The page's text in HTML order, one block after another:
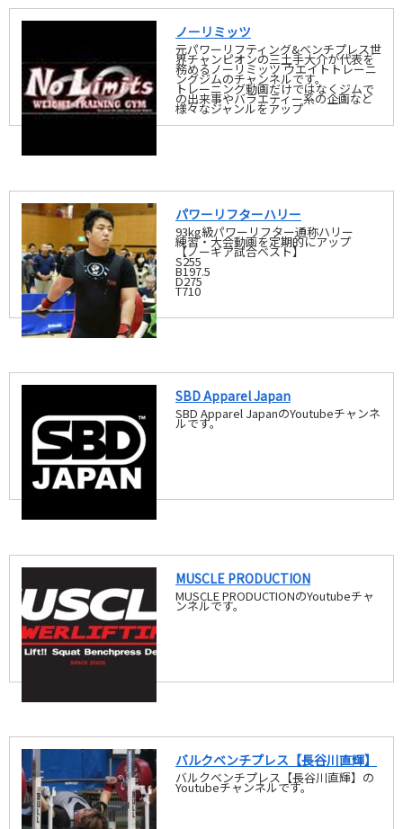
ノーリミッツ
元パワーリフティング&ベンチプレス世
界チャンピオンの三土手大介が代表を
務めるノーリミッツ ウエイトトレーニ
ングジムのチャンネルです。
トレーニング動画だけではなくジムで
の出来事やバラエティー系の企画など
様々なジャンルをアップ
パワーリフターハリー
93kg級パワーリフター通称ハリー
練習・大会動画を定期的にアップ
【ノーギア試合ベスト】
S255
B197.5
D275
T710
SBD Apparel Japan
SBD Apparel JapanのYoutubeチャンネ
ルです。
MUSCLE PRODUCTION
MUSCLE PRODUCTIONのYoutubeチャ
ンネルです。
バルクベンチプレス【長谷川直輝】
バルクベンチプレス【長谷川直輝】の
Youtubeチャンネルです。